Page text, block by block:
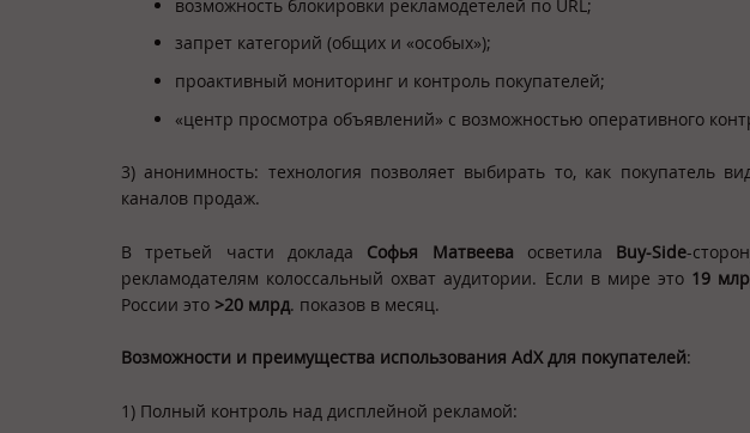
возможность блокировки рекламодетелей по URL;
запрет категорий (общих и «особых»);
проактивный мониторинг и контроль покупателей;
«центр просмотра объявлений» с возможностью оперативного
3) анонимность: технология позволяет выбирать то, как покупатель
каналов продаж.
В третьей части доклада Софья Матвеева осветила Buy-Side-
рекламодателям колоссальный охват аудитории. Если в мире это 19
России это >20 млрд. показов в месяц.
Возможности и преимущества использования AdX для покупателей:
1) Полный контроль над дисплейной рекламой: